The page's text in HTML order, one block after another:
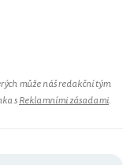
může náš redakční tým
sReklamními zásadami.